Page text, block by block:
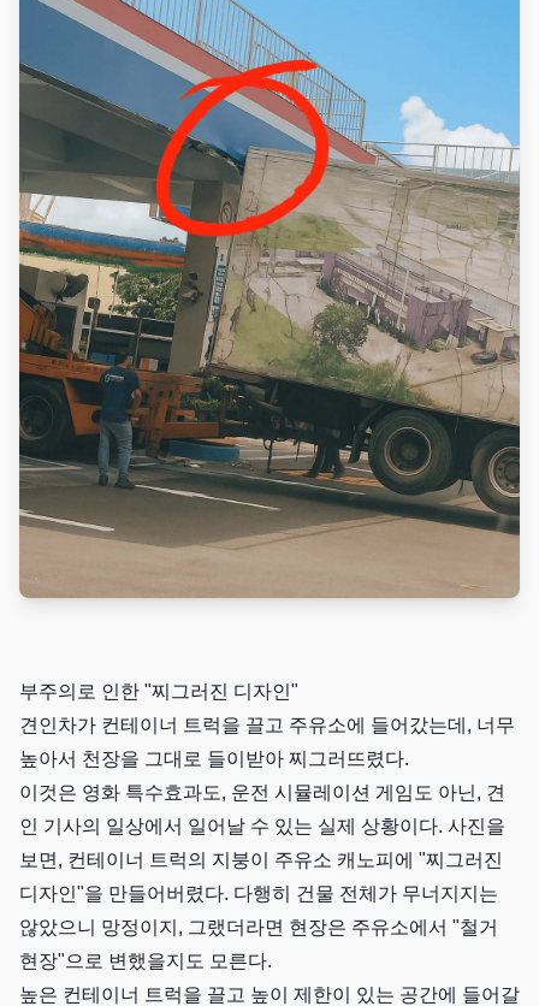
부주의로 인한 "찌그러진 디자인"
견인차가 컨테이너 트럭을 끌고 주유소에 들어갔는데, 너무
높아서 천장을 그대로 들이받아 찌그러뜨렸다.
이것은 영화 특수효과도, 운전 시뮬레이션 게임도 아닌, 견
인 기사의 일상에서 일어날 수 있는 실제 상황이다. 사진을
보면, 컨테이너 트럭의 지붕이 주유소 캐노피에 "찌그러진
디자인"을 만들어버렸다. 다행히 건물 전체가 무너지지는
않았으니 망정이지, 그랬더라면 현장은 주유소에서 "철거
현장"으로 변했을지도 모른다.
높은 컨테이너 트럭을 끌고 높이 제한이 있는 공간에 들어갈